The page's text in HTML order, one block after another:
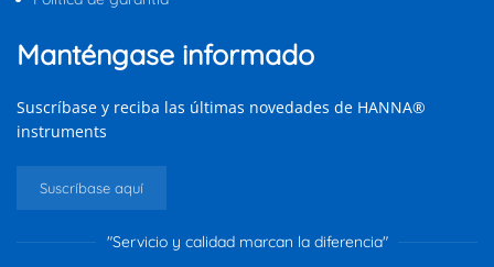
Manténgase informado
Suscríbase y reciba las últimas novedades de HANNA®
instruments
Suscríbase aquí
"Servicio y calidad marcan la diferencia"